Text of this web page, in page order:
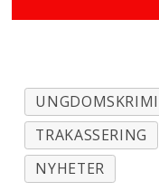
TRAKASSERING
NYHETER